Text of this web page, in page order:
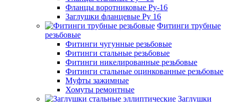
Фланцы воротниковые Ру-16
Заглушки фланцевые Ру 16
Фитинги трубные
резьбовые
Фитинги чугунные резьбовые
Фитинги стальные резьбовые
Фитинги никелированные резьбовые
Фитинги стальные оцинкованные резьбовые
Муфты зажимные
Хомуты ремонтные
Заглушки